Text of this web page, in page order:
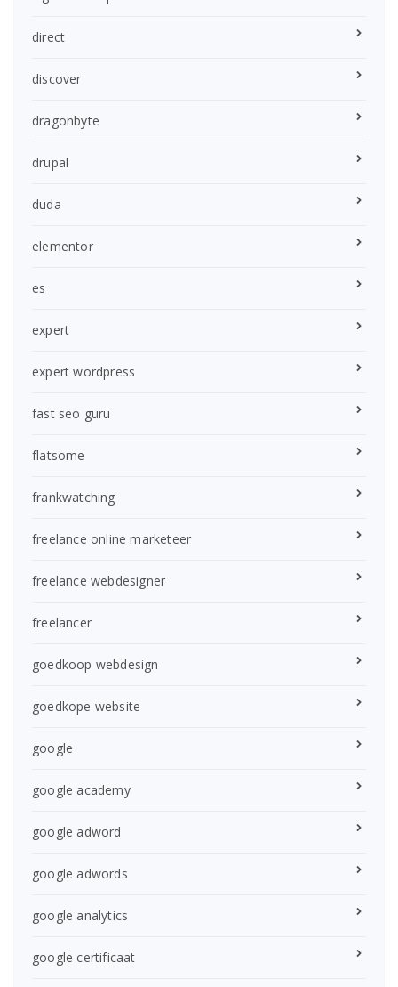
direct
discover
dragonbyte
drupal
duda
elementor
es
expert
expert wordpress
fast seo guru
flatsome
frankwatching
freelance online marketeer
freelance webdesigner
freelancer
goedkoop webdesign
goedkope website
google
google academy
google adword
google adwords
google analytics
google certificaat